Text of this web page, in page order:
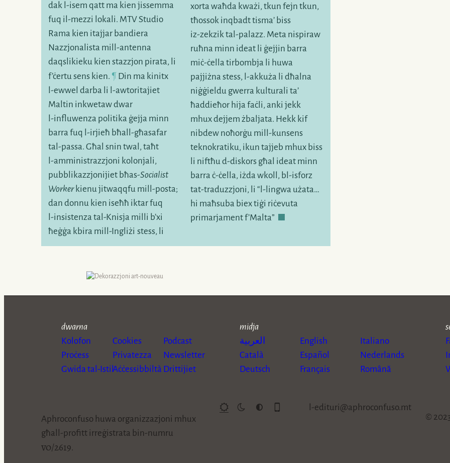
dak l-isem qatt ma kien jissemma
fuq il-mezzi lokali. MTV Studio
Rama kien itajjar bandiera
Nazzjonalista mill-antenna
daqslikieku kien stazzjon pirata, li
f’ċertu sens kien. ¶ Din ma kinitx
l-ewwel darba li l-awtoritajiet
Maltin inkwetaw dwar
l-influwenza politika ġejja minn
barra fuq l-irjieħ bħall-għasafar
tal-passa. Għal snin twal, taħt
l-amministrazzjoni kolonjali,
pubblikazzjonijiet bħas-Socialist
Workerkienu jitwaqqfu mill-posta;
dan donnu kien iseħħ iktar fuq
l-insistenza tal-Knisja milli b’xi
ħeġġa kbira mill-Ingliżi stess, li
xorta waħda kważi, tkun fejn tkun,
tħossok inqbadt tisma’ biss
iz-zekziktal-palazz. Meta nispiraw
ruħna minn ideat li ġejjin barra
miċ-ċella tirbombja li huwa
pajjiżna stess, l-akkuża li dħalna
niġġieldu gwerra kulturali ta’
ħaddieħor hija faċli, anki jekk
mhux dejjem żbaljata. Hekk kif
nibdew noħorġu mill-kunsens
teknokratiku, ikun tajjeb mhux biss
li niftħud-diskors għal ideat minn
barraċ-ċella, iżda wkoll, bl-isforz
tat-traduzzjoni, li “ l-lingwa użata…
hi maħsuba biex tiġi riċevuta
primarjamentf’Malta” .
dwarna
Kolofon
Proċess
Gwida tal-Istil
Cookies
Privatezza
Aċċessibbiltà
Podcast
Newsletter
Drittijiet
midja
العربية
Català
Deutsch
English
Español
Français
Italiano
Nederlands
Română
l-edituri@aphroconfuso.mt
s m c
Aphroconfuso huwa organizzazjoni mhux
għall-profitt irreġistrata bin-numru
vo/2619.
©